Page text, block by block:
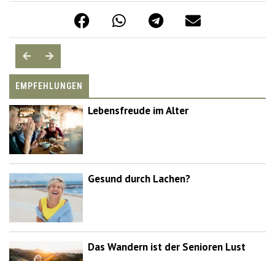
EMPFEHLUNGEN
Lebensfreude im Alter
Gesund durch Lachen?
Das Wandern ist der Senioren Lust